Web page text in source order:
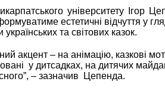
університету Ігор
естетичні відчуття у
та світових казок.
акцент – на анімацію, казкові
у дитсадках, на дитячих
– зазначив Цепенда.